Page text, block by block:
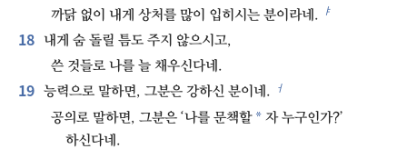
까닭 없이 내게 상처를 많이 입히시는 분이라네. ㅑ
18
내게 숨 돌릴 틈도 주지 않으시고,
쓴 것들로 나를 늘 채우신다네.
19 능력으로 말하면, 그분은 강하신 분이네. ㅓ
공의로 말하면, 그분은 ‘나를 문책할 * 자 누구인가?’
하신다네.